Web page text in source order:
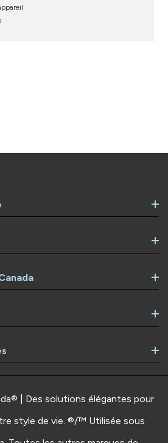
| Des solutions élégantes pour
style de vie. ®/™ Utilisée sous